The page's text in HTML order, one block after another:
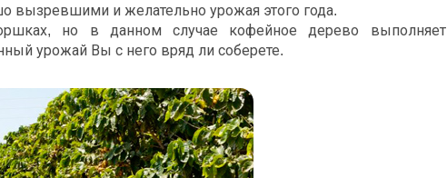
и желательно урожая этого года.
но в данном случае кофейное дерево выполняет
урожай Вы с него вряд ли соберете.